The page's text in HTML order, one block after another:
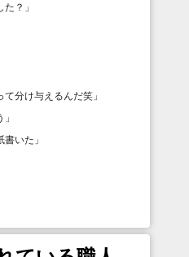
た？ 」
て分け与えるんだ笑 」
」
書いた 」